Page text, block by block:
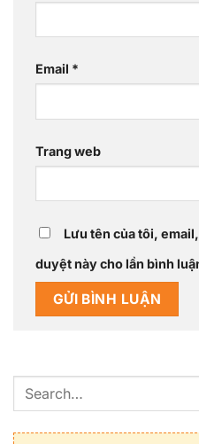
Email *
Trang web
Lưu tên của tôi,
duyệt này cho lần bình